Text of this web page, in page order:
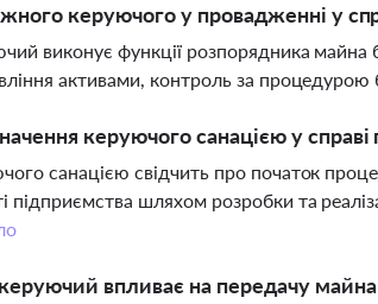
керуючого у провадженні у
виконує функції розпорядника майна
активами, контроль за процедурою
керуючого санацією у справі
санацією свідчить про початок
шляхом розробки та
впливає на передачу майна